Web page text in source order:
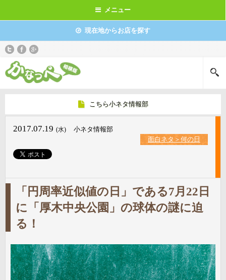
メニュー
現在地からお店を探す
こちら小ネタ情報部
2017.07.19 (水)
小ネタ情報部
面白ネタ＞何の日
「円周率近似値の日」である7月22日
に「厚木中央公園」の球体の謎に迫
る！